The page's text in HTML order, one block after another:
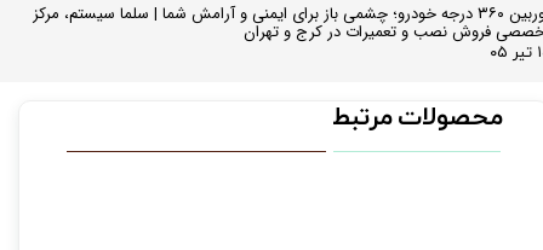
دوربین ۳۶۰ درجه خودرو؛ چشمی باز برای ایمنی و آرامش شما | سلما سیستم، مرکز
فروش نصب و تعمیرات در کرج و تهران
محصولات مرتبط